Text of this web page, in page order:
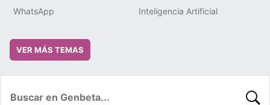
WhatsApp Inteligencia Artificial
VER MÁS TEMAS